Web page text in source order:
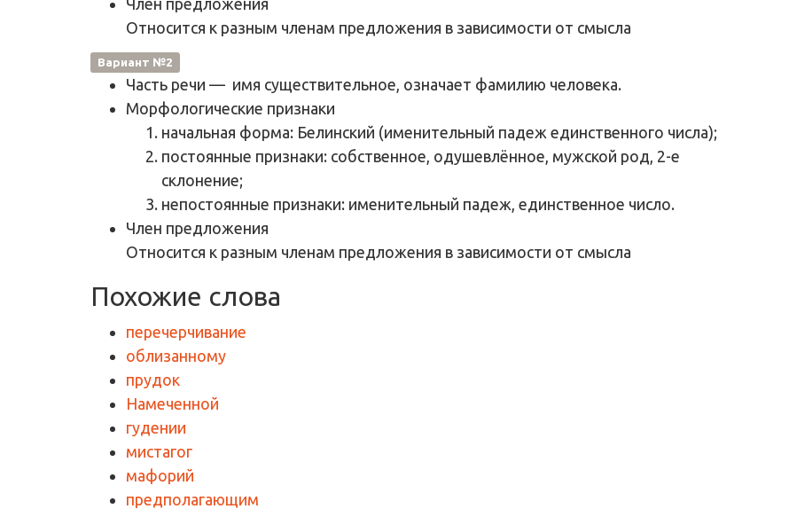
Относится к разным членам предложения в зависимости от смысла
Вариант №2
Часть речи — имя существительное, означает фамилию человека.
Морфологические признаки
начальная форма: Белинский (именительный падеж единственного числа);
постоянные признаки: собственное, одушевлённое, мужской род, 2-е
склонение;
непостоянные признаки: именительный падеж, единственное число.
Член предложения
Относится к разным членам предложения в зависимости от смысла
Похожие слова
перечерчивание
облизанному
прудок
Намеченной
гудении
мистагог
мафорий
предполагающим